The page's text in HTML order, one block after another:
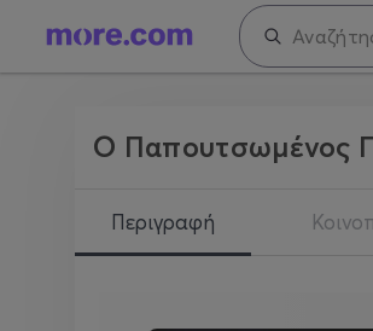
Ο Παπουτσωμένος
Περιγραφή